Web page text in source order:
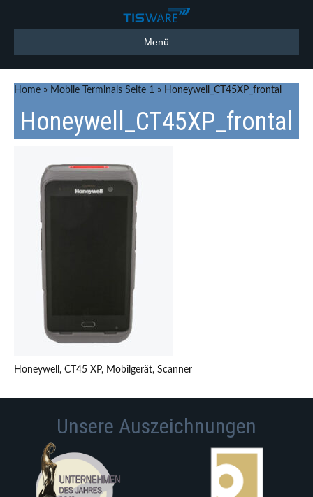
Menü
Home » Mobile Terminals Seite 1 » Honeywell_CT45XP_frontal
Honeywell_CT45XP_frontal
Honeywell, CT45 XP, Mobilgerät, Scanner
Unsere Auszeichnungen